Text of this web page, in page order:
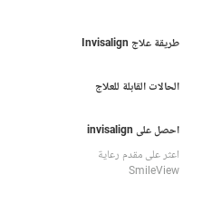
طريقة علاج Invisalign
الحالات القابلة للعلاج
احصل على invisalign
اعثر على مقدم رعاية
SmileView